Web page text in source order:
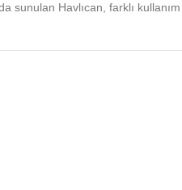
Havlıcan, farklı